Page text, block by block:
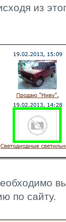
из
по сайту.